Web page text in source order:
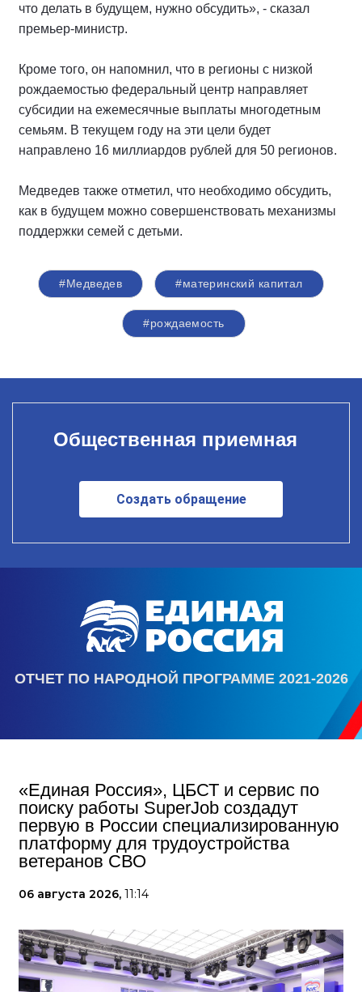
что делать в будущем, нужно обсудить», - сказал
премьер-министр.
Кроме того, он напомнил, что в регионы с низкой
рождаемостью федеральный центр направляет
субсидии на ежемесячные выплаты многодетным
семьям. В текущем году на эти цели будет
направлено 16 миллиардов рублей для 50 регионов.
Медведев также отметил, что необходимо обсудить,
как в будущем можно совершенствовать механизмы
поддержки семей с детьми.
#Медведев #материнский капитал
#рождаемость
Общественная приемная
Создать обращение
ОТЧЕТ ПО НАРОДНОЙ ПРОГРАММЕ 2021-2026
«Единая Россия», ЦБСТ и сервис по
поиску работы SuperJob создадут
первую в России специализированную
платформу для трудоустройства
ветеранов СВО
06 августа 2026, 11:14